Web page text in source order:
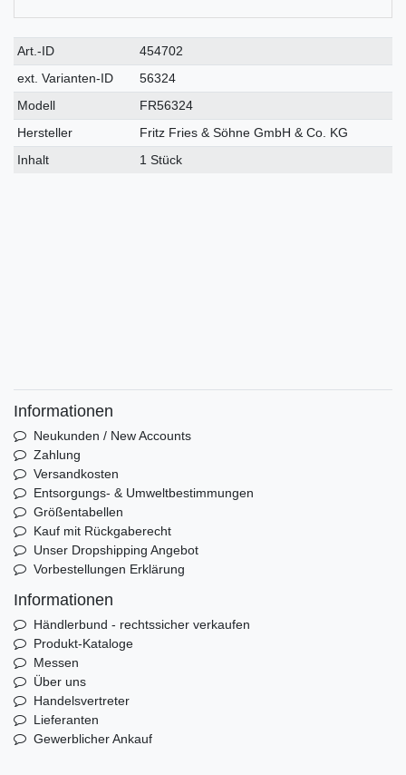
Technisches
Merkmal
Wert
Art.-ID
454702
ext. Varianten-ID
56324
Modell
FR56324
Hersteller
Fritz Fries & Söhne GmbH & Co. KG
Inhalt
1 Stück
Informationen
Neukunden / New Accounts
Zahlung
Versandkosten
Entsorgungs- & Umweltbestimmungen
Größentabellen
Kauf mit Rückgaberecht
Unser Dropshipping Angebot
Vorbestellungen Erklärung
Informationen
Händlerbund - rechtssicher verkaufen
Produkt-Kataloge
Messen
Über uns
Handelsvertreter
Lieferanten
Gewerblicher Ankauf